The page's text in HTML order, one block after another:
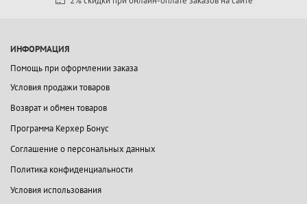
ИНФОРМАЦИЯ
Помощь при оформлении заказа
Условия продажи товаров
Возврат и обмен товаров
Программа Керхер Бонус
Соглашение о персональных данных
Политика конфиденциальности
Условия использования